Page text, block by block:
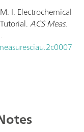
I. Electrochemical
ACS Meas.